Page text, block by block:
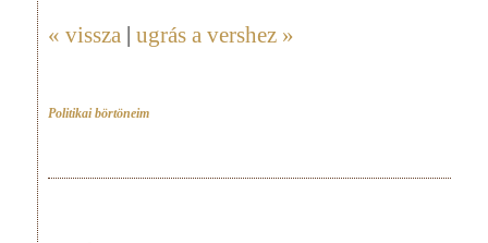
« vissza | ugrás a vershez »
Politikai börtöneim